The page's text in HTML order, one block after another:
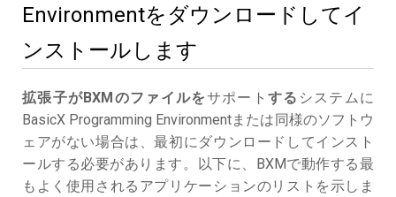
Environmentをダウンロードしてイ
ンストールします
拡張子がBXMのファイルをサポートする システムに
BasicX Programming Environmentまたは同様のソフトウ
ェアがない場合は、最初にダウンロードしてインスト
ールする必要があります。以下に、BXMで動作する最
もよく使用されるアプリケーションのリストを示しま